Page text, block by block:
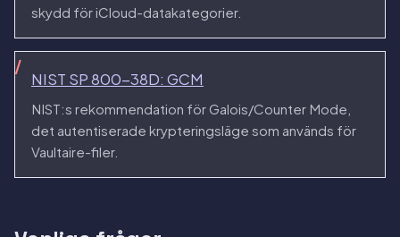
skydd för iCloud-datakategorier.
NIST SP 800-38D: GCM
NIST:s rekommendation för Galois/Counter Mode,
det autentiserade krypteringsläge som används för
Vaultaire-filer.